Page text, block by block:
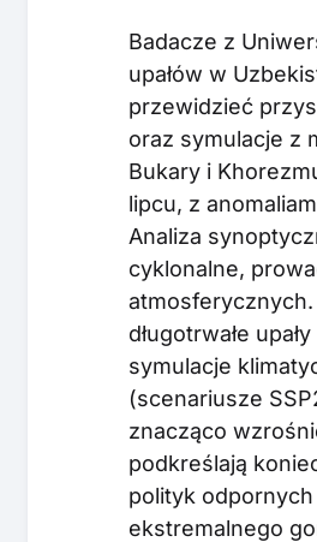
Badacze z
upałów w
przewidzieć
oraz symulacje z
Bukary i
lipcu, z
Analiza
cyklonalne,
atmosferycznych.
długotrwałe
symulacje
(scenariusze
znacząco
podkreślają
polityk
ekstremalnego